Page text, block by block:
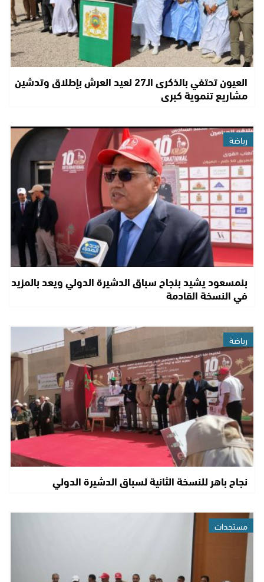
العيون تحتفي بالذكرى الـ27 لعيد العرش بإطلاق وتدشين
مشاريع تنموية كبرى
رياضة
بنمسعود يشيد بنجاح سباق الدشيرة الدولي ويعد بالمزيد
في النسخة القادمة
رياضة
نجاح باهر للنسخة الثانية لسباق الدشيرة الدولي
مستجدات